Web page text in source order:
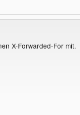
X-Forwarded-For mit.